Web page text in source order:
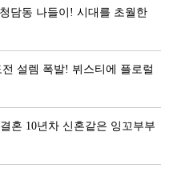
담동 나들이! 시대를 초월한
설렘 폭발! 뷔스티에 플로럴
혼 10년차 신혼같은 잉꼬부부